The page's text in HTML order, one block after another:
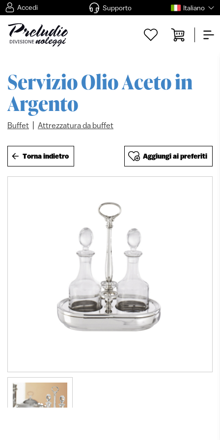
Accedi Supporto Italiano
Servizio Olio Aceto in
Argento
Buffet Attrezzatura da buffet
Torna indietro Aggiungi ai preferiti